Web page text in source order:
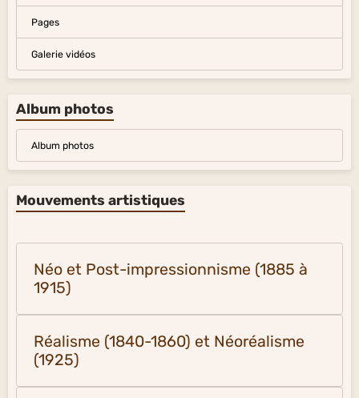
Pages
Galerie vidéos
Album photos
Album photos
Mouvements artistiques
Néo et Post-impressionnisme (1885 à
1915)
Réalisme (1840-1860) et Néoréalisme
(1925)